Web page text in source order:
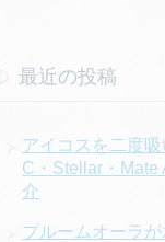
最近の投稿
アイコスを二度
C・Stellar・Mate
介
プルームオーラ